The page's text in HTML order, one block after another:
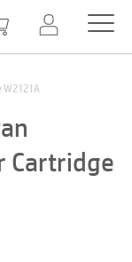
W2121A
Cartridge